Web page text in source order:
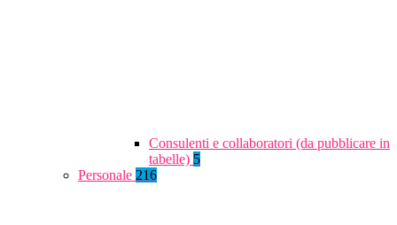
Consulenti e collaboratori (da pubblicare in
tabelle) 5
Personale 216